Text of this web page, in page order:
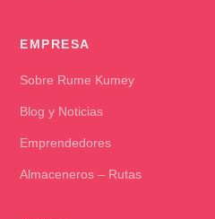
EMPRESA
Sobre Rume Kumey
Blog y Noticias
Emprendedores
Almaceneros – Rutas